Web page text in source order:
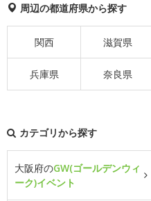
周辺の都道府県から探す
関西 滋賀県
兵庫県 奈良県
カテゴリから探す
大阪府のGW(ゴールデンウィ
ーク)イベント